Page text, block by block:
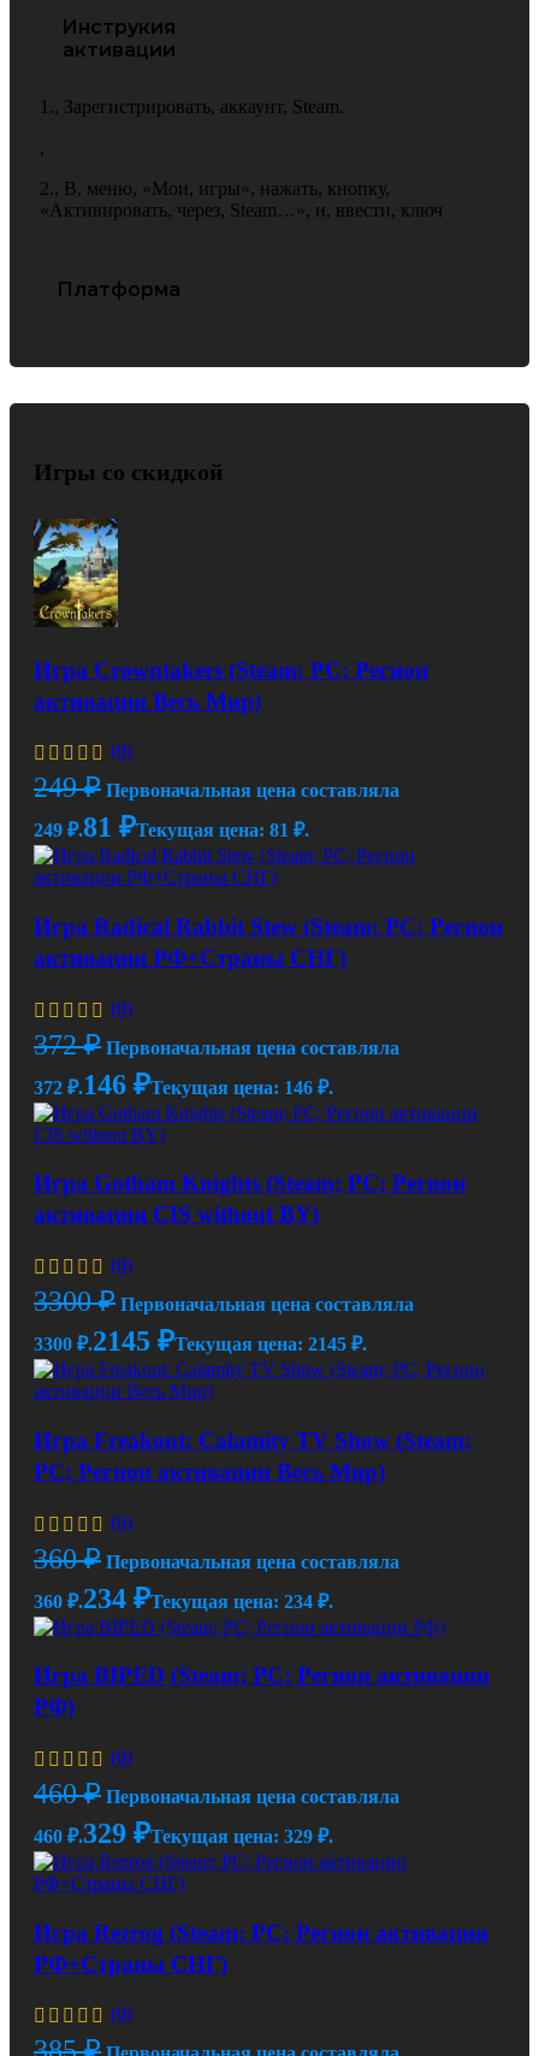
Инструкия
активации
1., Зарегистрировать, аккаунт, Steam.
,
2., В, меню, «Мои, игры», нажать, кнопку,
«Активировать, через, Steam…», и, ввести, ключ
Платформа
Игры со скидкой
Игра Crowntakers (Steam; PC; Регион
активации Весь Мир)
(0)
249₽ Первоначальная цена составляла
249 ₽.81 ₽Текущая цена: 81 ₽.
Игра Radical Rabbit Stew (Steam; PC; Регион
активации РФ+Страны СНГ)
(0)
372₽ Первоначальная цена составляла
372 ₽.146 ₽Текущая цена: 146 ₽.
Игра Gotham Knights (Steam; PC; Регион
активации CIS without BY)
(0)
3300₽ Первоначальная цена составляла
3300 ₽.2145 ₽Текущая цена: 2145 ₽.
Игра Freakout: Calamity TV Show (Steam;
PC; Регион активации Весь Мир)
(0)
360₽ Первоначальная цена составляла
360 ₽.234 ₽Текущая цена: 234 ₽.
Игра BIPED (Steam; PC; Регион активации
РФ)
(0)
460₽ Первоначальная цена составляла
460 ₽.329 ₽Текущая цена: 329 ₽.
Игра Rezrog (Steam; PC; Регион активации
РФ+Страны СНГ)
(0)